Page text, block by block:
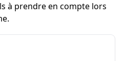
à prendre en compte lors